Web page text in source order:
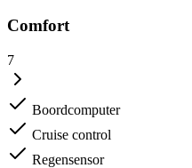
Comfort
7
Boordcomputer
Cruise control
Regensensor